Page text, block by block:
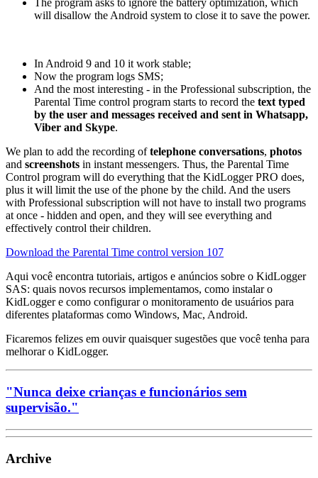
The program asks to ignore the battery optimization, which
will disallow the Android system to close it to save the power.
In Android 9 and 10 it work stable;
Now the program logs SMS;
And the most interesting - in the Professional subscription, the
Parental Time control program starts to record the text typed
by the user and messages received and sent in Whatsapp,
Viber and Skype.
We plan to add the recording oftelephone conversations, photos
and screenshots in instant messengers. Thus, the Parental Time
Control program will do everything that the KidLogger PRO does,
plus it will limit the use of the phone by the child. And the users
with Professional subscription will not have to install two programs
at once - hidden and open, and they will see everything and
effectively control their children.
Download the Parental Time control version 107
Aqui você encontra tutoriais, artigos e anúncios sobre o KidLogger
SAS: quais novos recursos implementamos, como instalar o
KidLogger e como configurar o monitoramento de usuários para
diferentes plataformas como Windows, Mac, Android.
Ficaremos felizes em ouvir quaisquer sugestões que você tenha para
melhorar o KidLogger.
"Nunca deixe crianças e funcionários sem
supervisão."
Archive